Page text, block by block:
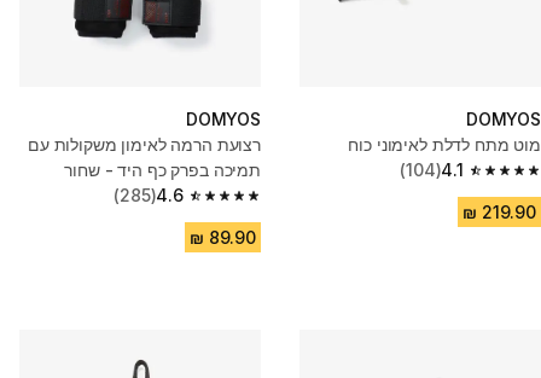
DOMYOS
מוט מתח לדלת לאימוני כוח
4.1
4.1 out of 5 stars from 104 reviews
(104)
DOMYOS
רצועת הרמה לאימון משקולות עם
תמיכה בפרק כף היד - שחור
4.6
4.6 out of 5 stars from 285 reviews
(285)